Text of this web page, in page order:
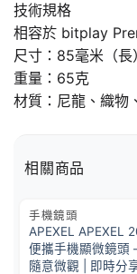
技術規格
相容於 bitplay
尺寸：85毫米（長
重量：65克
材質：尼龍、織物
相關商品
手機鏡頭
APEXEL APEXEL
便攜手機顯微鏡頭
隨意微觀 | 即時分